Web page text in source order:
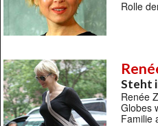
Rolle
Steht
Renée
Globes
Familie